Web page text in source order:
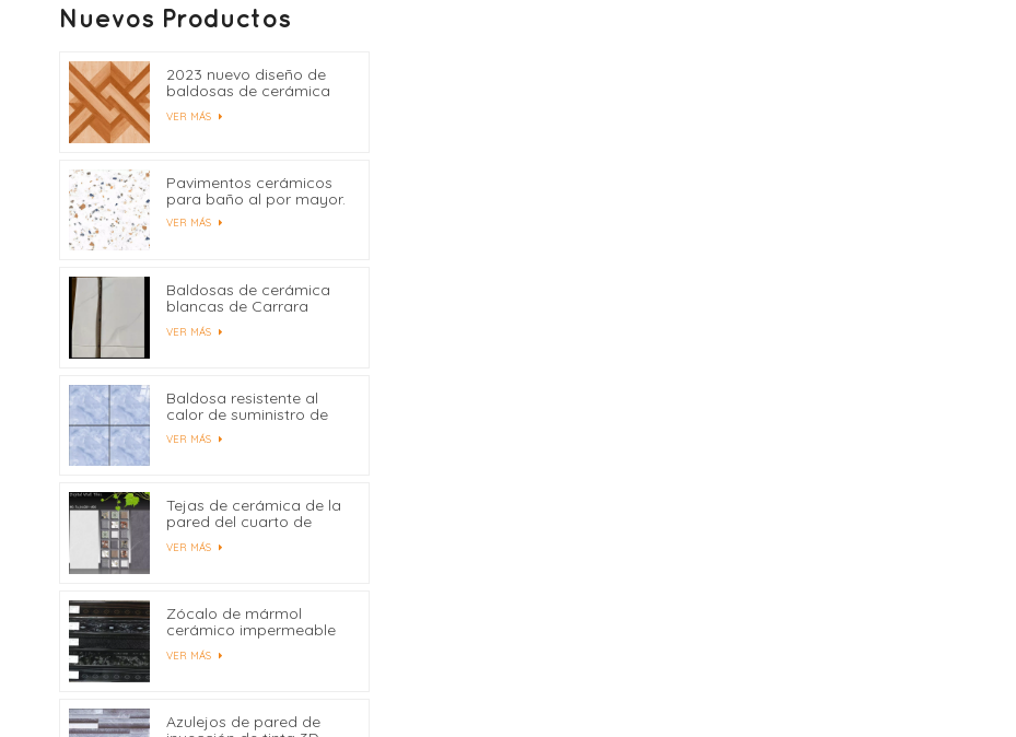
Nuevos Productos
2023 nuevo diseño de
baldosas de cerámica
400x400
VER MÁS
Pavimentos cerámicos
para baño al por mayor.
VER MÁS
Baldosas de cerámica
blancas de Carrara
precio de fábrica de
China
VER MÁS
Baldosa resistente al
calor de suministro de
fábrica 600x600
VER MÁS
Tejas de cerámica de la
pared del cuarto de
baño de la impresión del
chorro de tinta de
para requisitos
particulares
VER MÁS
Zócalo de mármol
cerámico impermeable
450x80
VER MÁS
Azulejos de pared de